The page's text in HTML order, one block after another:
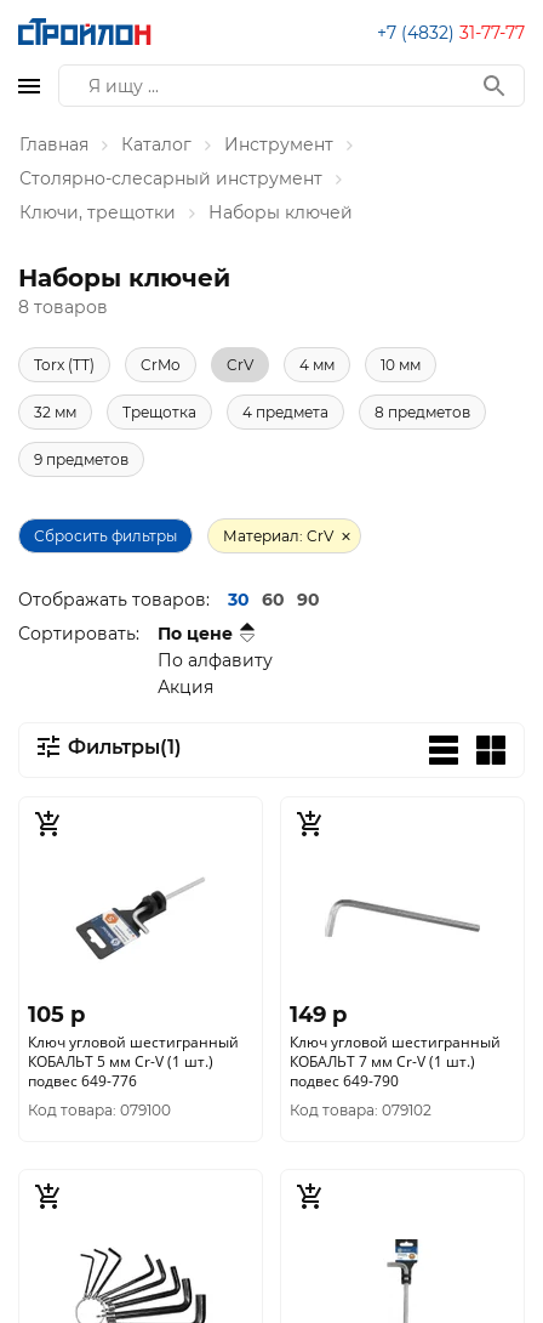
+7 (4832) 31-77-77
Главная Каталог
Инструмент
Столярно-слесарный инструмент
Ключи, трещотки
Наборы ключей
Наборы ключей
8 товаров
Torx (TT) CrMo CrV 4 мм 10 мм
32 мм Трещотка 4 предмета 8 предметов
9 предметов
Сбросить фильтры Материал: CrV
Отображать товаров: 30 60
90
Сортировать:
По цене
По алфавиту
Акция
Фильтры(1)
105 p
Ключ угловой шестигранный
КОБАЛЬТ 5 мм Cr-V (1 шт.)
подвес 649-776
Код товара: 079100
149 p
Ключ угловой шестигранный
КОБАЛЬТ 7 мм Cr-V (1 шт.)
подвес 649-790
Код товара: 079102